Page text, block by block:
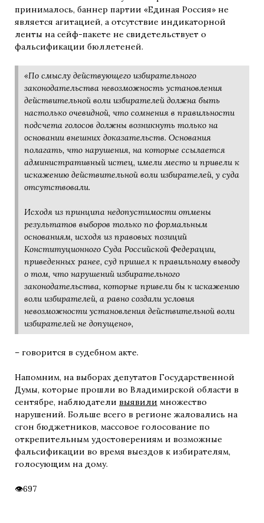
принималось, баннер партии «Единая Россия» не
является агитацией, а отсутствие индикаторной
ленты на сейф-пакете не свидетельствует о
фальсификации бюллетеней.
«По смыслу действующего избирательного
законодательства невозможность установления
действительной воли избирателей должна быть
настолько очевидной, что сомнения в правильности
подсчета голосов должны возникнуть только на
основании внешних доказательств. Основания
полагать, что нарушения, на которые ссылается
административный истец, имели место и привели к
искажению действительной воли избирателей, у суда
отсутствовали.
Исходя из принципа недопустимости отмены
результатов выборов только по формальным
основаниям, исходя из правовых позиций
Конституционного Суда Российской Федерации,
приведенных ранее, суд пришел к правильному выводу
о том, что нарушений избирательного
законодательства, которые привели бы к искажению
воли избирателей, а равно создали условия
невозможности установления действительной воли
избирателей не допущено»,
– говорится в судебном акте.
Напомним, на выборах депутатов Государственной
Думы, которые прошли во Владимирской области в
сентябре, наблюдатели выявили множество
нарушений. Больше всего в регионе жаловались на
сгон бюджетников, массовое голосование по
открепительным удостоверениям и возможные
фальсификации во время выездов к избирателям,
голосующим на дому.
697